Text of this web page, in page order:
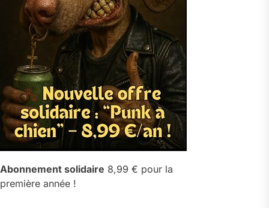
Abonnement solidaire 8,99 € pour la
première année !